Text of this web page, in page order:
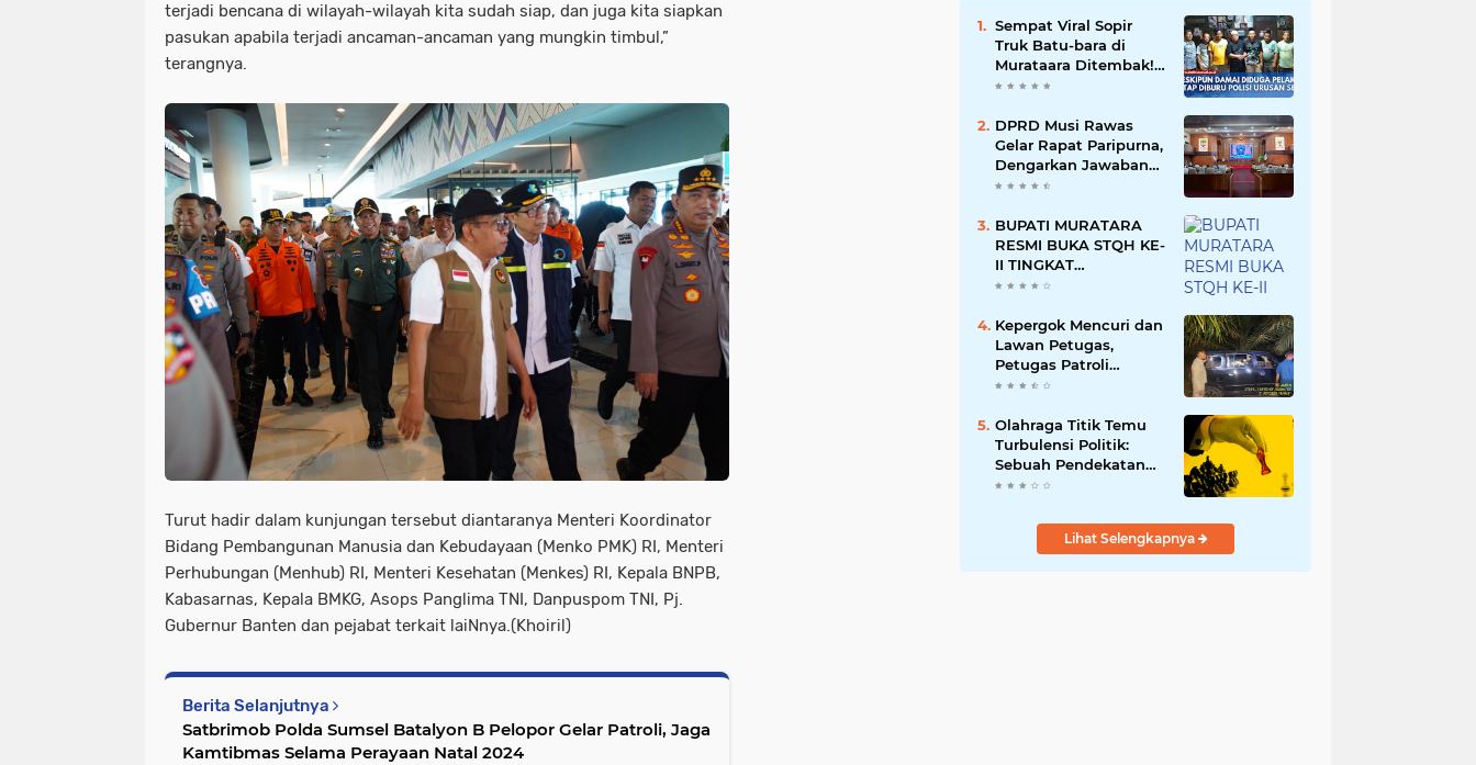
terjadi bencana di wilayah-wilayah kita sudah siap, dan juga kita siapkan
pasukan apabila terjadi ancaman-ancaman yang mungkin timbul,”
terangnya.
Turut hadir dalam kunjungan tersebut diantaranya Menteri Koordinator
Bidang Pembangunan Manusia dan Kebudayaan (Menko PMK) RI, Menteri
Perhubungan (Menhub) RI, Menteri Kesehatan (Menkes) RI, Kepala BNPB,
Kabasarnas, Kepala BMKG, Asops Panglima TNI, Danpuspom TNI, Pj.
Gubernur Banten dan pejabat terkait laiNnya.(Khoiril)
Berita Selanjutnya
Satbrimob Polda Sumsel Batalyon B Pelopor Gelar Patroli, Jaga
Kamtibmas Selama Perayaan Natal 2024
Sempat Viral Sopir
Truk Batu-bara di
Murataara Ditembak!
Namun Dikabarkan
DPRD Musi Rawas
Gelar Rapat Paripurna,
Dengarkan Jawaban
Eksekutif Atas 4
BUPATI MURATARA
RESMI BUKA STQH KE-
II TINGKAT
KABUPATEN
Kepergok Mencuri dan
Lawan Petugas,
Petugas Patroli
Terpaksa Lumpuhkan
Olahraga Titik Temu
Turbulensi Politik:
Sebuah Pendekatan
Batalnya Tuan Rumah
Lihat Selengkapnya